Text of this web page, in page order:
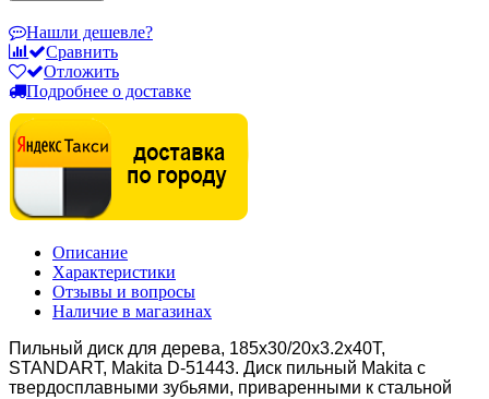
Нашли дешевле?
Сравнить
Отложить
Подробнее о доставке
Описание
Характеристики
Отзывы и вопросы
Наличие в магазинах
Пильный диск для дерева, 185x30/20x3.2x40T,
STANDART, Makita D-51443. Диск пильный Makita с
твердосплавными зубьями, приваренными к стальной